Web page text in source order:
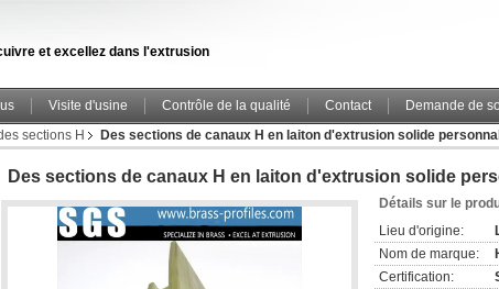
et excellez dans l'extrusion
Visite d'usine Contrôle de la qualité Contact
Demande de
sections H Des sections de canaux H en laiton d'extrusion solide
Des sections de canaux H en laiton d'extrusion solide
Détails sur le
Lieu d'origine:
Nom de marque:
Certification: